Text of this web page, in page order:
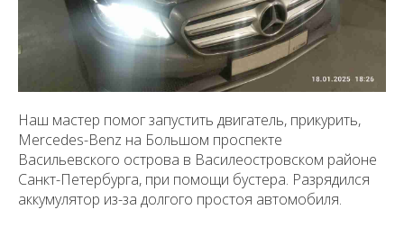
Наш мастер помог запустить двигатель, прикурить,
Mercedes-Benz на Большом проспекте
Васильевского острова в Василеостровском районе
Санкт-Петербурга, при помощи бустера. Разрядился
аккумулятор из-за долгого простоя автомобиля.